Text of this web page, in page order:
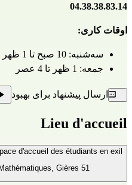
04.38.38.83.14
اوقات کاری:
سه‌شنبه: 10 صبح تا 1 ظهر
جمعه: 1 ظهر تا 4 عصر
ارسال پیشنهاد برای بهبود
Lieu d'accueil
d'accueil des étudiants en exil
51 Rue des Mathématiques, Gières